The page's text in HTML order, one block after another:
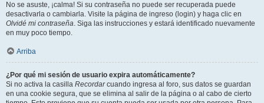
No se asuste, ¡calma! Si su contraseña no puede ser recuperada puede
desactivarla o cambiarla. Visite la página de ingreso (login) y haga clic en
Olvidé mi contraseña. Siga las instrucciones y estará identificado nuevamente
en muy poco tiempo.
Arriba
¿Por qué mi sesión de usuario expira automáticamente?
Si no activa la casilla Recordarcuando ingresa al foro, sus datos se guardan
en una cookie segura, que se elimina al salir de la página o al cabo de cierto